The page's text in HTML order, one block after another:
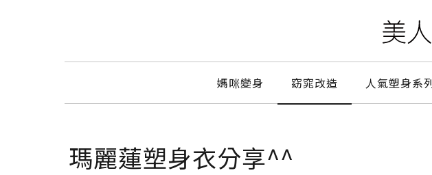
媽咪變身 窈窕改造 人氣塑身系
瑪麗蓮塑身衣分享^^